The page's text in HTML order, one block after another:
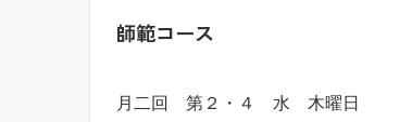
師範コース
月二回 第２・４ 水 木曜日